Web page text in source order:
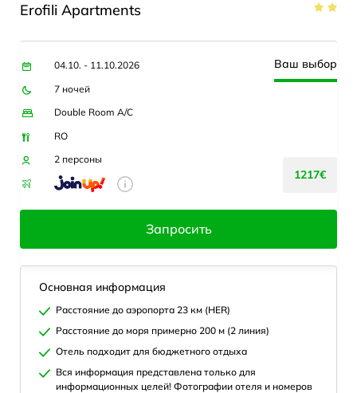
Erofili Apartments
04.10. - 11.10.2026
7 ночей
Double Room A/C
RO
2 персоны
Ваш выбор
1217€
Запросить
Основная информация
Расстояние до аэропорта 23 км (HER)
Расстояние до моря примерно 200 м (2 линия)
Отель подходит для бюджетного отдыха
Вся информация представлена только для
информационных целей! Фотографии отеля и номеров